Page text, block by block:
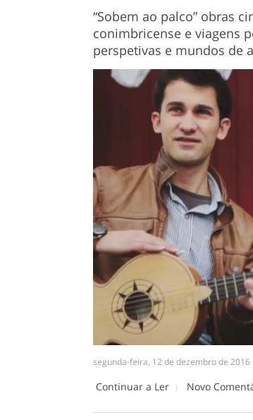
“Sobem ao palco” obras
conimbricense e viagens
perspetivas e mundos de
segunda-feira, 12 de dezembro de 2016
Continuar a Ler Novo